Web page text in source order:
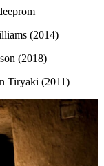
(2014)
(2018)
Tiryaki (2011)